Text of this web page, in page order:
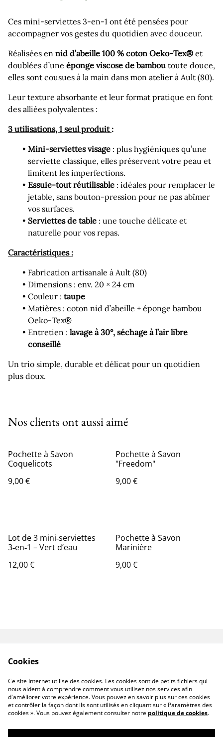
Ces mini‑serviettes 3‑en‑1 ont été pensées pour
accompagner vos gestes du quotidien avec douceur.
Réalisées en nid d’abeille 100 % coton Oeko‑Tex® et
doublées d’une éponge viscose de bambou toute douce,
elles sont cousues à la main dans mon atelier à Ault (80).
Leur texture absorbante et leur format pratique en font
des alliées polyvalentes :
3 utilisations, 1 seul produit :
Mini‑serviettes visage : plus hygiéniques qu’une
serviette classique, elles préservent votre peau et
limitent les imperfections.
Essuie‑tout réutilisable : idéales pour remplacer le
jetable, sans bouton‑pression pour ne pas abîmer
vos surfaces.
Serviettes de table : une touche délicate et
naturelle pour vos repas.
Caractéristiques :
Fabrication artisanale à Ault (80)
Dimensions : env. 20 × 24 cm
Couleur : taupe
Matières : coton nid d’abeille + éponge bambou
Oeko‑Tex®
Entretien : lavage à 30°, séchage à l’air libre
conseillé
Un trio simple, durable et délicat pour un quotidien
plus doux.
Nos clients ont aussi aimé
Pochette à Savon
Coquelicots
9,00 €
Pochette à Savon
"Freedom"
9,00 €
Lot de 3 mini‑serviettes
3‑en‑1 – Vert d’eau
12,00 €
Pochette à Savon
Marinière
9,00 €
Conditions générales
de vente
confidentialité
Politique de cookies
Cookies
Ce site Internet utilise des cookies. Les cookies sont de petits fichiers qui
nous aident à comprendre comment vous utilisez nos services afin
d'améliorer votre expérience. Vous pouvez en savoir plus sur ces cookies
et contrôler la façon dont ils sont utilisés en cliquant sur « Paramètres des
cookies ». Vous pouvez également consulter notre politique de cookies.